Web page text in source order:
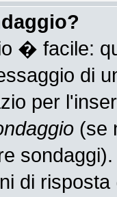
� facile:
di
per
(se
di